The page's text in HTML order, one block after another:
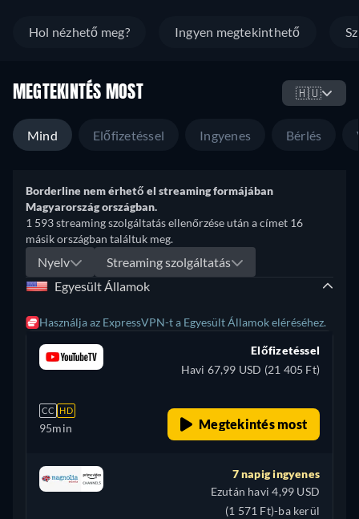
Hol nézhető meg? Ingyen megtekinthető
MEGTEKINTÉS MOST 🇭🇺
Mind Előfizetéssel Ingyenes Bérlés
Borderline nem érhető el streaming formájában
Magyarország országban.
1 593 streaming szolgáltatás ellenőrzése után a címet 16
másik országban találtuk meg.
Nyelv
Streaming szolgáltatás
Egyesült Államok
Használja az ExpressVPN-t a Egyesült Államok eléréséhez.
CC HD
95min
Előfizetéssel
Havi 67,99 USD (21 405 Ft)
Megtekintés most
7 napig ingyenes
Ezután havi 4,99 USD
(1 571 Ft)-ba kerül